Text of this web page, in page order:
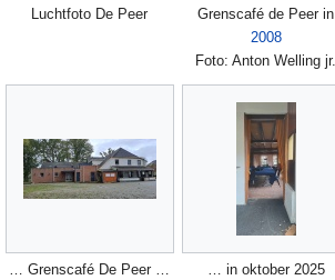
Luchtfoto De Peer
Grenscafé de Peer in
2008
Foto: Anton Welling jr.
… Grenscafé De Peer … … in oktober 2025